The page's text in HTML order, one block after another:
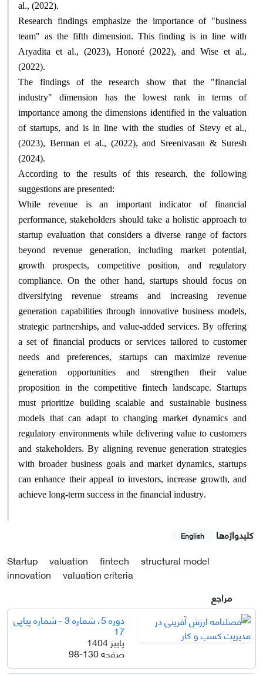
al., (2022).
Research findings emphasize the importance of "business
team" as the fifth dimension. This finding is in line with
Aryadita et al., (2023), Honoré (2022), and Wise et al.,
(2022).
The findings of the research show that the "financial
industry" dimension has the lowest rank in terms of
importance among the dimensions identified in the valuation
of startups, and is in line with the studies of Stevy et al.,
(2023), Berman et al., (2022), and Sreenivasan & Suresh
(2024).
According to the results of this research, the following
suggestions are presented:
While revenue is an important indicator of financial
performance, stakeholders should take a holistic approach to
startup evaluation that considers a diverse range of factors
beyond revenue generation, including market potential,
growth prospects, competitive position, and regulatory
compliance. On the other hand, startups should focus on
diversifying revenue streams and increasing revenue
generation capabilities through innovative business models,
strategic partnerships, and value-added services. By offering
a set of financial products or services tailored to customer
needs and preferences, startups can maximize revenue
generation opportunities and strengthen their value
proposition in the competitive fintech landscape. Startups
must prioritize building scalable and sustainable business
models that can adapt to changing market dynamics and
regulatory environments while delivering value to customers
and stakeholders. By aligning revenue generation strategies
with broader business goals and market dynamics, startups
can enhance their appeal to investors, increase growth, and
achieve long-term success in the financial industry.
کلیدواژه‌ها English
Startup valuation fintech
structural model
innovation
valuation criteria
مراجع
دوره 5، شماره 3 - شماره پیاپی
17
پاییز 1404
صفحه98-130